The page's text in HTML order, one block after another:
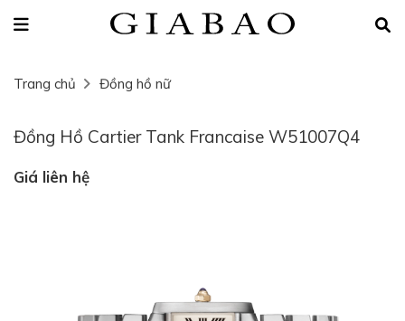
Trang chủ Đồng hồ nữ
Đồng Hồ Cartier Tank Francaise W51007Q4
Giá liên hệ